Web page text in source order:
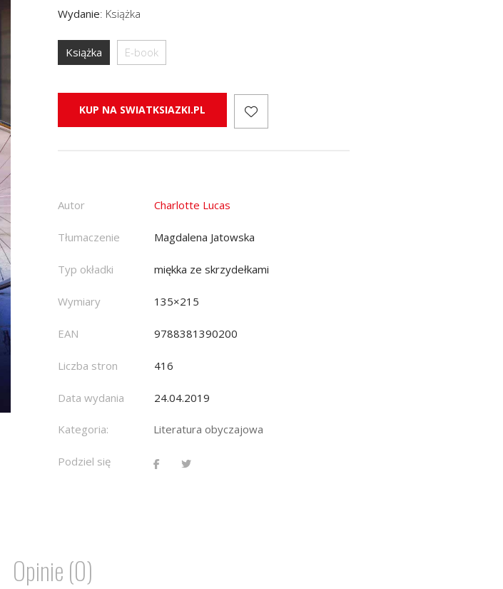
Wydanie: Książka
Książka E-book
KUP NA SWIATKSIAZKI.PL
Autor Charlotte Lucas
Tłumaczenie Magdalena Jatowska
Typ okładki miękka ze skrzydełkami
Wymiary 135×215
EAN 9788381390200
Liczba stron 416
Data wydania 24.04.2019
Kategoria: Literatura obyczajowa
Podziel się
Opinie (0)